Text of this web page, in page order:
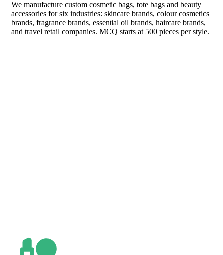
We manufacture custom cosmetic bags, tote bags and beauty
accessories for six industries: skincare brands, colour cosmetics
brands, fragrance brands, essential oil brands, haircare brands,
and travel retail companies. MOQ starts at 500 pieces per style.